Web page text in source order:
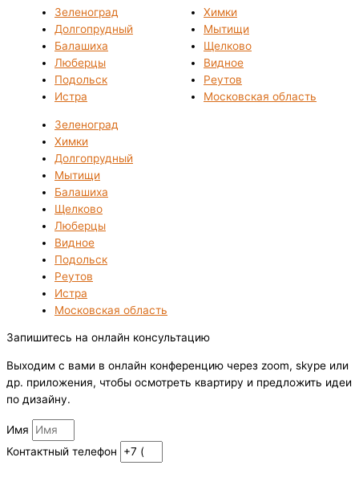
Зеленоград
Химки
Долгопрудный
Мытищи
Балашиха
Щелково
Люберцы
Видное
Подольск
Реутов
Истра
Московская область
Зеленоград
Химки
Долгопрудный
Мытищи
Балашиха
Щелково
Люберцы
Видное
Подольск
Реутов
Истра
Московская область
Запишитесь на онлайн консультацию
Выходим с вами в онлайн конференцию через zoom, skype или
др. приложения, чтобы осмотреть квартиру и предложить идеи
по дизайну.
Имя
Контактный телефон